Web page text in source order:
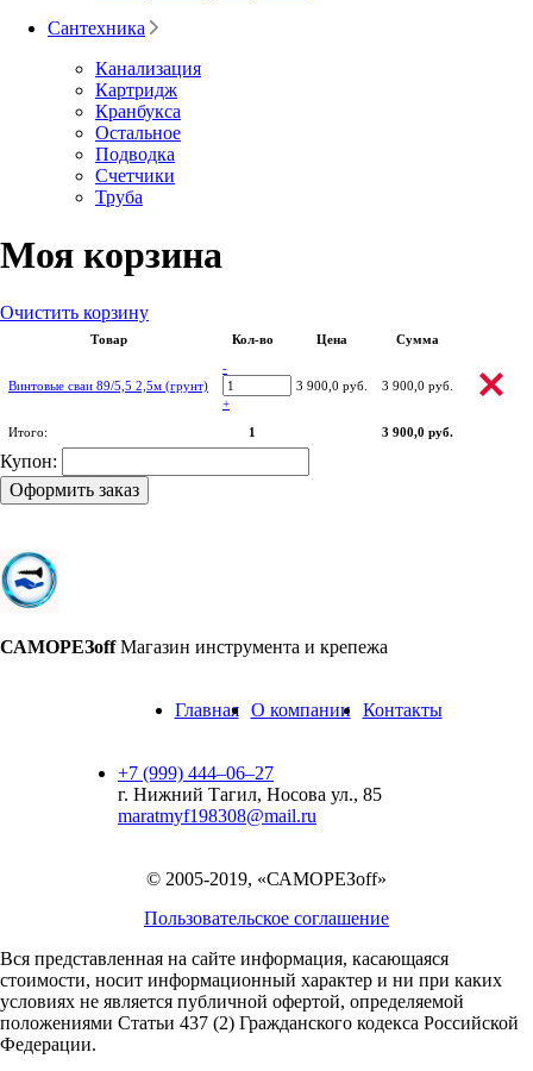
Сантехника
Канализация
Картридж
Кранбукса
Остальное
Подводка
Счетчики
Труба
Моя корзина
Очистить корзину
Товар Кол-во Цена Сумма
Винтовые сваи 89/5,5 2,5м (грунт)
-
+
3 900,0 руб. 3 900,0 руб.
Итого: 1 3 900,0 руб.
Купон:
Оформить заказ
САМОРЕЗoff Магазин инструмента и крепежа
Главная О компании Контакты
+7 (999) 444‒06‒27
г. Нижний Тагил, Носова ул., 85
maratmyf198308@mail.ru
© 2005-2019, «САМОРЕЗoff»
Пользовательское соглашение
Вся представленная на сайте информация, касающаяся
стоимости, носит информационный характер и ни при каких
условиях не является публичной офертой, определяемой
положениями Статьи 437 (2) Гражданского кодекса Российской
Федерации.